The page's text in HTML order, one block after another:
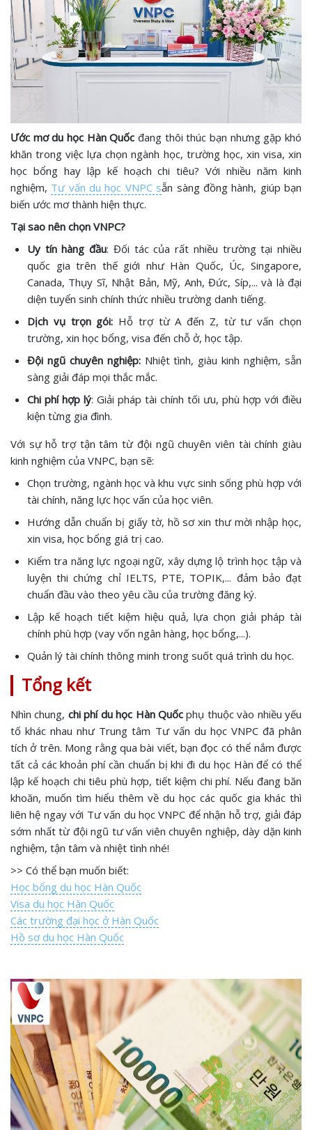
Ước mơ du học Hàn Quốc đang thôi thúc bạn nhưng gặp khó
khăn trong việc lựa chọn ngành học, trường học, xin visa, xin
học bổng hay lập kế hoạch chi tiêu? Với nhiều năm kinh
nghiệm, Tư vấn du học VNPC sẵn sàng đồng hành, giúp bạn
biến ước mơ thành hiện thực.
Tại sao nên chọn VNPC?
Uy tín hàng đầu: Đối tác của rất nhiều trường tại nhiều
quốc gia trên thế giới như Hàn Quốc, Úc, Singapore,
Canada, Thụy Sĩ, Nhật Bản, Mỹ, Anh, Đức, Síp,... và là đại
diện tuyển sinh chính thức nhiều trường danh tiếng.
Dịch vụ trọn gói: Hỗ trợ từ A đến Z, từ tư vấn chọn
trường, xin học bổng, visa đến chỗ ở, học tập.
Đội ngũ chuyên nghiệp:Nhiệt tình, giàu kinh nghiệm, sẵn
sàng giải đáp mọi thắc mắc.
Chi phí hợp lý: Giải pháp tài chính tối ưu, phù hợp với điều
kiện từng gia đình.
Với sự hỗ trợ tận tâm từ đội ngũ chuyên viên tài chính giàu
kinh nghiệm của VNPC, bạn sẽ:
Chọn trường, ngành học và khu vực sinh sống phù hợp với
tài chính, năng lực học vấn của học viên.
Hướng dẫn chuẩn bị giấy tờ, hồ sơ xin thư mời nhập học,
xin visa, học bổng giá trị cao.
Kiểm tra năng lực ngoại ngữ, xây dựng lộ trình học tập và
luyện thi chứng chỉ IELTS, PTE, TOPIK,... đảm bảo đạt
chuẩn đầu vào theo yêu cầu của trường đăng ký.
Lập kế hoạch tiết kiệm hiệu quả, lựa chọn giải pháp tài
chính phù hợp (vay vốn ngân hàng, học bổng,...).
Quản lý tài chính thông minh trong suốt quá trình du học.
Tổng kết
Nhìn chung, chi phí du học Hàn Quốcphụ thuộc vào nhiều yếu
tố khác nhau như Trung tâm Tư vấn du học VNPC đã phân
tích ở trên. Mong rằng qua bài viết, bạn đọc có thể nắm được
tất cả các khoản phí cần chuẩn bị khi đi du học Hàn để có thể
lập kế hoạch chi tiêu phù hợp, tiết kiệm chi phí. Nếu đang băn
khoăn, muốn tìm hiểu thêm về du học các quốc gia khác thì
liên hệ ngay với Tư vấn du học VNPC để nhận hỗ trợ, giải đáp
sớm nhất từ đội ngũ tư vấn viên chuyên nghiệp, dày dặn kinh
nghiệm, tận tâm và nhiệt tình nhé!
>> Có thể bạn muốn biết:
Học bổng du học Hàn Quốc
Visa du học Hàn Quốc
Các trường đại học ở Hàn Quốc
Hồ sơ du học Hàn Quốc